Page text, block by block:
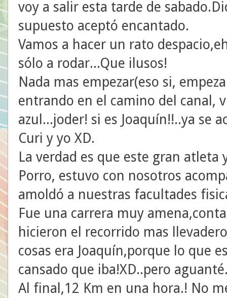
voy a salir esta tarde de
supuesto aceptó encantado.
Vamos a hacer un rato
sólo a rodar...Que ilusos!
Nada mas empezar(eso si,
entrando en el camino del canal,
azul...joder! si es Joaquín!!..ya se
Curi y yo XD.
La verdad es que este gran atleta
Porro, estuvo con nosotros
amoldó a nuestras facultades
Fue una carrera muy
hicieron el recorrido mas
cosas era Joaquín,porque lo que
cansado que iba!XD..pero
Al final,12 Km en una hora.! No